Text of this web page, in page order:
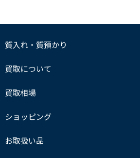
質入れ・質預かり
買取について
買取相場
ショッピング
お取扱い品